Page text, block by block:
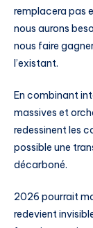
remplacera pas
nous aurons
nous faire
l’existant.
En combinant
massives et
redessinent les
possible une
décarboné.
2026 pourrait
redevient